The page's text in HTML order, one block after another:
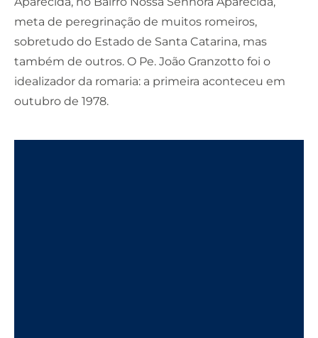
meta de peregrinação de muitos romeiros,
sobretudo do Estado de Santa Catarina, mas
também de outros. O Pe. João Granzotto foi o
idealizador da romaria: a primeira aconteceu em
outubro de 1978.